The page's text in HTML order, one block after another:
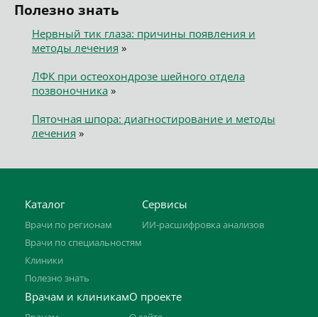
Полезно знать
Нервный тик глаза: причины появления и
методы лечения »
ЛФК при остеохондрозе шейного отдела
позвоночника»
Пяточная шпора: диагностирование и методы
лечения »
Каталог
Врачи по регионам
Врачи по специальностям
Клиники
Полезно знать
Сервисы
ИИ-расшифровка анализов
Врачам и клиникамО проекте